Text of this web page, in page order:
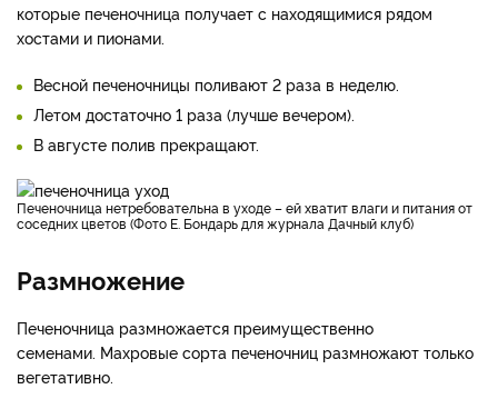
которые печеночница получает с находящимися рядом
хостами и пионами.
Весной печеночницы поливают 2 раза в неделю.
Летом достаточно 1 раза (лучше вечером).
В августе полив прекращают.
Печеночница нетребовательна в уходе – ей хватит влаги и питания от
соседних цветов (Фото Е. Бондарь для журнала Дачный клуб)
Размножение
Печеночница размножается преимущественно
семенами. Махровые сорта печеночниц размножают только
вегетативно.